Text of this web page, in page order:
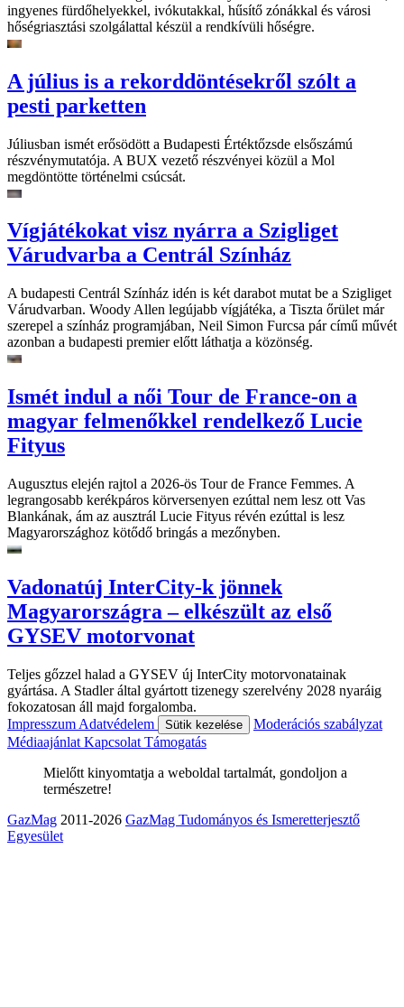
ingyenes fürdőhelyekkel, ivókutakkal, hűsítő zónákkal és városi
hőségriasztási szolgálattal készül a rendkívüli hőségre.
A július is a rekorddöntésekről szólt a
pesti parketten
Júliusban ismét erősödött a Budapesti Értéktőzsde elsőszámú
részvénymutatója. A BUX vezető részvényei közül a Mol
megdöntötte történelmi csúcsát.
Vígjátékokat visz nyárra a Szigliget
Várudvarba a Centrál Színház
A budapesti Centrál Színház idén is két darabot mutat be a Szigliget
Várudvarban. Woody Allen legújabb vígjátéka, a Tiszta őrület már
szerepel a színház programjában, Neil Simon Furcsa pár című művét
azonban a budapesti premier előtt láthatja a közönség.
Ismét indul a női Tour de France-on a
magyar felmenőkkel rendelkező Lucie
Fityus
Augusztus elején rajtol a 2026-ös Tour de France Femmes. A
legrangosabb kerékpáros körversenyen ezúttal nem lesz ott Vas
Blankának, ám az ausztrál Lucie Fityus révén ezúttal is lesz
Magyarországhoz kötődő bringás a mezőnyben.
Vadonatúj InterCity-k jönnek
Magyarországra – elkészült az első
GYSEV motorvonat
Teljes gőzzel halad a GYSEV új InterCity motorvonatainak
gyártása. A Stadler által gyártott tizenegy szerelvény 2028 nyaráig
fokozatosan áll majd forgalomba.
Impresszum Adatvédelem Sütik kezelése
Moderációs szabályzat
Médiaajánlat Kapcsolat Támogatás
Mielőtt kinyomtatja a weboldal tartalmát, gondoljon a
természetre!
GazMag 2011-2026 GazMag Tudományos és Ismeretterjesztő
Egyesület